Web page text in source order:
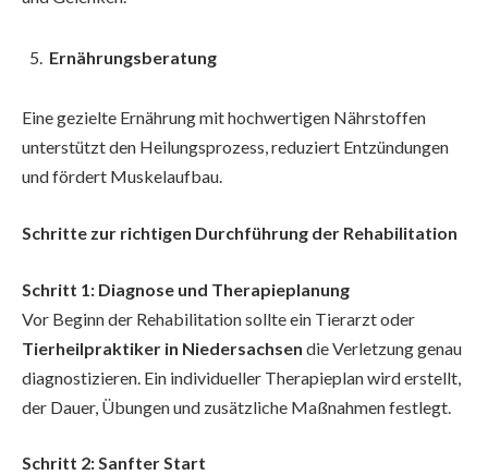
Ernährungsberatung
Eine gezielte Ernährung mit hochwertigen Nährstoffen
unterstützt den Heilungsprozess, reduziert Entzündungen
und fördert Muskelaufbau.
Schritte zur richtigen Durchführung der Rehabilitation
Schritt 1: Diagnose und Therapieplanung
Vor Beginn der Rehabilitation sollte ein Tierarzt oder
Tierheilpraktiker in Niedersachsen die Verletzung genau
diagnostizieren. Ein individueller Therapieplan wird erstellt,
der Dauer, Übungen und zusätzliche Maßnahmen festlegt.
Schritt 2: Sanfter Start